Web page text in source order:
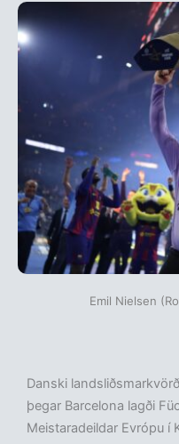
Emil Nielsen
Danski
þegar Barcelona lagði
Meistaradeildar Evrópu í